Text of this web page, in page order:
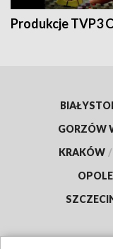
Produkcje TVP3
GORZÓW
KRAKÓW /
OPOLE